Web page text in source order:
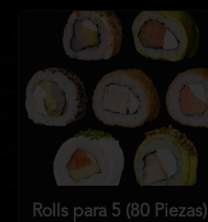
Rolls para 5 (80 Piezas)